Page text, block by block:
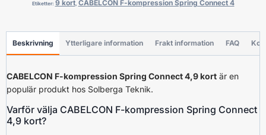
Etiketter: 9 kort, CABELCON F-kompression Spring Connect 4
Beskrivning Ytterligare information Frakt information FAQ
CABELCON F-kompression Spring Connect 4,9 kort är en
populär produkt hos Solberga Teknik.
Varför välja CABELCON F-kompression Spring Connect
4,9 kort?